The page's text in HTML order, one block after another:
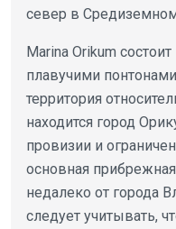
север в
Marina Orikum
плавучими
территория
находится город
провизии и
основная
недалеко от города
следует учитывать,